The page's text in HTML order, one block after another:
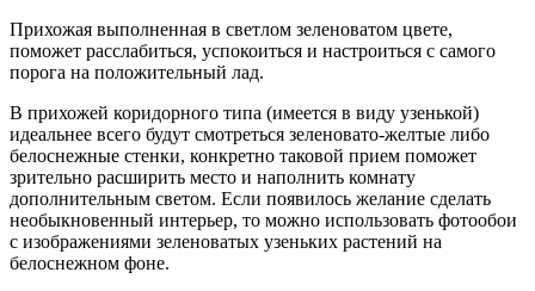
Прихожая выполненная в светлом зеленоватом цвете,
поможет расслабиться, успокоиться и настроиться с самого
порога на положительный лад.
В прихожей коридорного типа (имеется в виду узенькой)
идеальнее всего будут смотреться зеленовато-желтые либо
белоснежные стенки, конкретно таковой прием поможет
зрительно расширить место и наполнить комнату
дополнительным светом. Если появилось желание сделать
необыкновенный интерьер, то можно использовать фотообои
с изображениями зеленоватых узеньких растений на
белоснежном фоне.